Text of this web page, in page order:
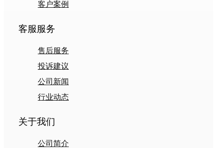
客户案例
客服服务
售后服务
投诉建议
公司新闻
行业动态
关于我们
公司简介